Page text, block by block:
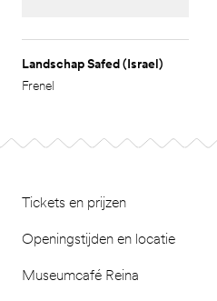
Landschap Safed (Israel)
Frenel
Tickets en prijzen
Openingstijden en locatie
Museumcafé Reina